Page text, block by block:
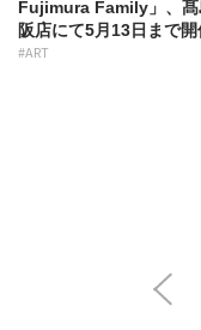
Fujimura Family」、髙
阪店にて5月13日まで開
#ART